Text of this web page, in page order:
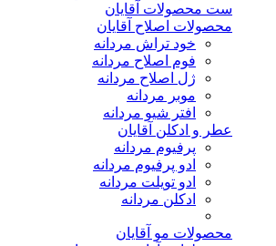
ست محصولات آقایان
محصولات اصلاح آقایان
خود تراش مردانه
فوم اصلاح مردانه
ژل اصلاح مردانه
موبر مردانه
افتر شیو مردانه
عطر و ادکلن آقایان
پرفیوم مردانه
ادو پرفیوم مردانه
ادو تویلت مردانه
ادکلن مردانه
محصولات مو آقایان